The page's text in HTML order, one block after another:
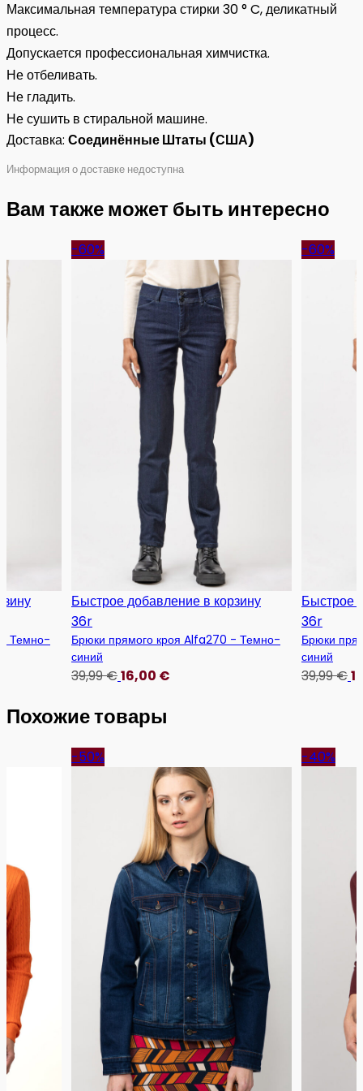
Максимальная температура стирки 30 ° C, деликатный
процесс.
Допускается профессиональная химчистка.
Не отбеливать.
Не гладить.
Не сушить в стиральной машине.
Доставка: Соединённые Штаты (США)
Информация о доставке недоступна
Вам также может быть интересно
- Темно-
-60%
Быстрое добавление в корзину
36r
Брюки прямого кроя Alfa270 - Темно-
синий
39,99€16,00 €
-60%
Быстрое
36r
Брюки
синий
39,99€
Похожие товары
-50% -40%